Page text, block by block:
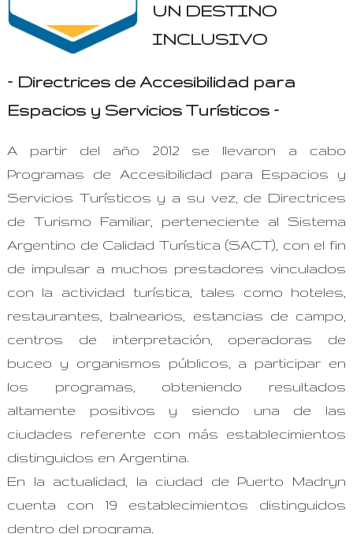
UN DESTINO
INCLUSIVO
– Directrices de Accesibilidad para
Espacios y Servicios Turísticos –
A partir del año 2012 se llevaron a cabo
Programas de Accesibilidad para Espacios y
Servicios Turísticos y a su vez, de Directrices
de Turismo Familiar, perteneciente al Sistema
Argentino de Calidad Turística (SACT), con el fin
de impulsar a muchos prestadores vinculados
con la actividad turística, tales como hoteles,
restaurantes, balnearios, estancias de campo,
centros de interpretación, operadoras de
buceo y organismos públicos, a participar en
los programas, obteniendo resultados
altamente positivos y siendo una de las
ciudades referente con más establecimientos
distinguidos en Argentina.
En la actualidad, la ciudad de Puerto Madryn
cuenta con 19 establecimientos distinguidos
dentro del programa.